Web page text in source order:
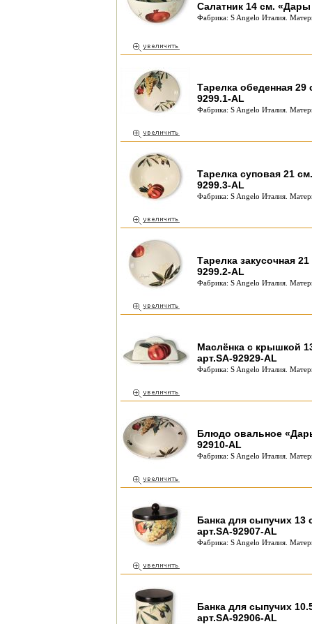
Салатник 14 см. «Дары
Фабрика: S Angelo Италия.
Тарелка обеденная 29
9299.1-AL
Фабрика: S Angelo Италия.
Тарелка суповая 21
9299.3-AL
Фабрика: S Angelo Италия.
Тарелка закусочная
9299.2-AL
Фабрика: S Angelo Италия.
Маслёнка с крышкой
арт.SA-92929-AL
Фабрика: S Angelo Италия.
Блюдо овальное
92910-AL
Фабрика: S Angelo Италия.
Банка для сыпучих 13
арт.SA-92907-AL
Фабрика: S Angelo Италия.
Банка для сыпучих
арт.SA-92906-AL